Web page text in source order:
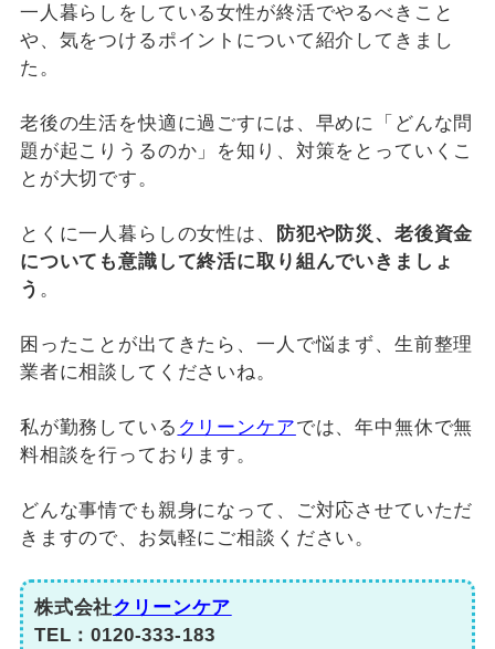
一人暮らしをしている女性が終活でやるべきこと
や、気をつけるポイントについて紹介してきまし
た。
老後の生活を快適に過ごすには、早めに「どんな問
題が起こりうるのか」を知り、対策をとっていくこ
とが大切です。
とくに一人暮らしの女性は、
防犯や防災、老後資金
についても意識して終活に取り組んでいきましょ
う 。
困ったことが出てきたら、一人で悩まず、生前整理
業者に相談してくださいね。
私が勤務している クリーンケアでは、年中無休で無
料相談を行っております。
どんな事情でも親身になって、ご対応させていただ
きますので、お気軽にご相談ください。
株式会社クリーンケア
TEL：0120-333-183